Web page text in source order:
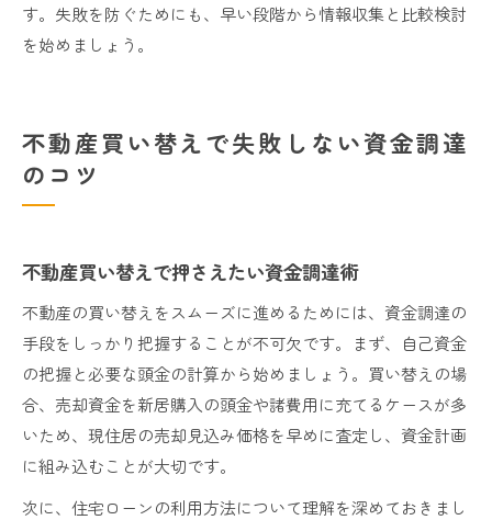
す。失敗を防ぐためにも、早い段階から情報収集と比較検討
を始めましょう。
不動産買い替えで失敗しない資金調達
のコツ
不動産買い替えで押さえたい資金調達術
不動産の買い替えをスムーズに進めるためには、資金調達の
手段をしっかり把握することが不可欠です。まず、自己資金
の把握と必要な頭金の計算から始めましょう。買い替えの場
合、売却資金を新居購入の頭金や諸費用に充てるケースが多
いため、現住居の売却見込み価格を早めに査定し、資金計画
に組み込むことが大切です。
次に、住宅ローンの利用方法について理解を深めておきまし